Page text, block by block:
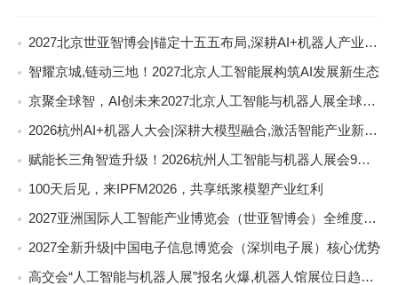
2027北京世亚智博会|锚定十五五布局,深耕AI+机器人产业新赛道
智耀京城,链动三地！2027北京人工智能展构筑AI发展新生态
京聚全球智，AI创未来2027北京人工智能与机器人展全球启动
2026杭州AI+机器人大会|深耕大模型融合,激活智能产业新动能
赋能长三角智造升级！2026杭州人工智能与机器人展会9月启幕
100天后见，来IPFM2026，共享纸浆模塑产业红利
2027亚洲国际人工智能产业博览会（世亚智博会）全维度介绍
2027全新升级|中国电子信息博览会（深圳电子展）核心优势
高交会“人工智能与机器人展”报名火爆,机器人馆展位日趋稀缺